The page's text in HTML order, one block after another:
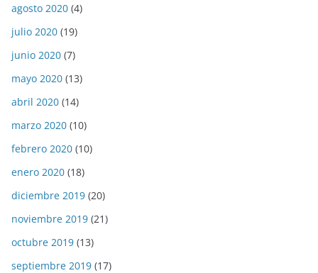
agosto 2020 (4)
julio 2020 (19)
junio 2020 (7)
mayo 2020 (13)
abril 2020 (14)
marzo 2020 (10)
febrero 2020 (10)
enero 2020 (18)
diciembre 2019 (20)
noviembre 2019 (21)
octubre 2019 (13)
septiembre 2019 (17)